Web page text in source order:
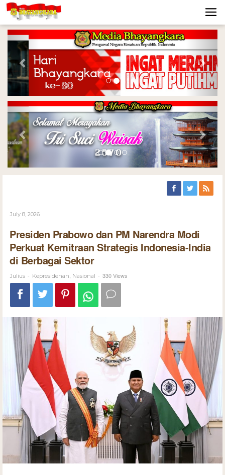
Previous Next
Previous Next
July 8, 2026
Presiden Prabowo dan PM Narendra Modi
Perkuat Kemitraan Strategis Indonesia-India
di Berbagai Sektor
Julius - Kepresidenan Nasional - 330 Views